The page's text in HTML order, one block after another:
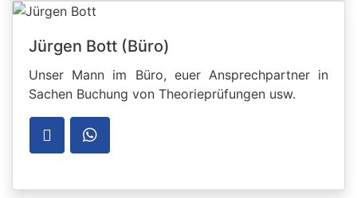
Jürgen Bott (Büro)
Unser Mann im Büro, euer Ansprechpartner in
Sachen Buchung von Theorieprüfungen usw.